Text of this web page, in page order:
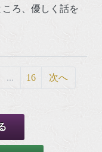
ろ、優しく話を
... 16 次へ